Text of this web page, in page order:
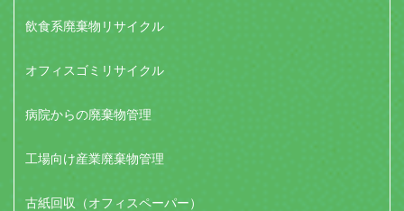
飲食系廃棄物リサイクル
オフィスゴミリサイクル
病院からの廃棄物管理
工場向け産業廃棄物管理
古紙回収（オフィスペーパー）